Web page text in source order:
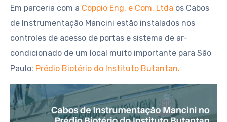
Em parceria com a Coppio Eng. e Com. Ltda os Cabos
de Instrumentação Mancini estão instalados nos
controles de acesso de portas e sistema de ar-
condicionado de um local muito importante para São
Paulo: Prédio Biotério do Instituto Butantan.